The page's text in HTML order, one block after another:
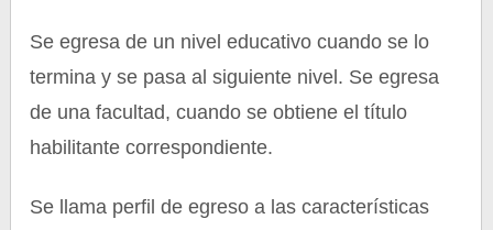
Se egresa de un nivel educativo cuando se lo
termina y se pasa al siguiente nivel. Se egresa
de una facultad, cuando se obtiene el título
habilitante correspondiente.
Se llama perfil de egreso a las características